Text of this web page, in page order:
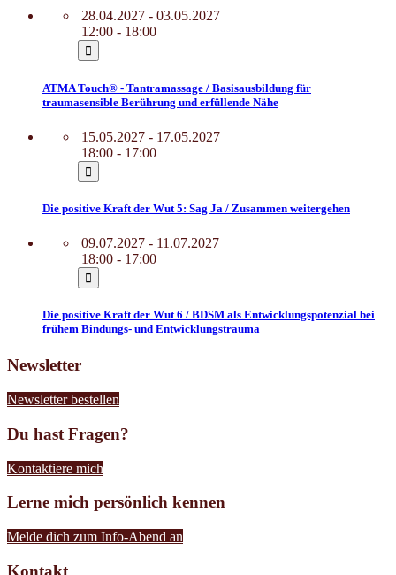
28.04.2027 - 03.05.2027
12:00 - 18:00
ATMA Touch® - Tantramassage / Basisausbildung für
traumasensible Berührung und erfüllende Nähe
15.05.2027 - 17.05.2027
18:00 - 17:00
Die positive Kraft der Wut 5: Sag Ja / Zusammen weitergehen
09.07.2027 - 11.07.2027
18:00 - 17:00
Die positive Kraft der Wut 6 / BDSM als Entwicklungspotenzial bei
frühem Bindungs- und Entwicklungstrauma
Newsletter
Newsletter bestellen
Du hast Fragen?
Kontaktiere mich
Lerne mich persönlich kennen
Melde dich zum Info-Abend an
Kontakt